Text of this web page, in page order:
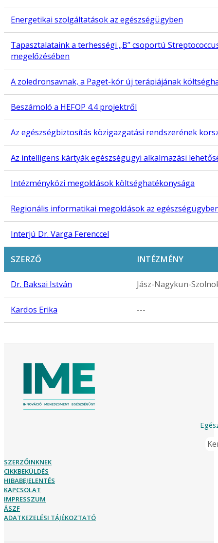
Energetikai szolgáltatások az egészségügyben
Tapasztalataink a terhességi „B” csoportú
megelőzésében
A zoledronsavnak, a Paget-kór új terápiájának
Beszámoló a HEFOP 4.4 projektről
Az egészségbiztosítás közigazgatási rendszerének
Az intelligens kártyák egészségügyi alkalmazási
Intézményközi megoldások költséghatékonysága
Regionális informatikai megoldások az
Interjú Dr. Varga Ferenccel
SZERZŐ INTÉZMÉNY
Dr. Baksai István Jász-Nagykun-
Kardos Erika ---
SZERZŐINKNEK
CIKKBEKÜLDÉS
HIBABEJELENTÉS
KAPCSOLAT
IMPRESSZUM
ÁSZF
ADATKEZELÉSI TÁJÉKOZTATÓ